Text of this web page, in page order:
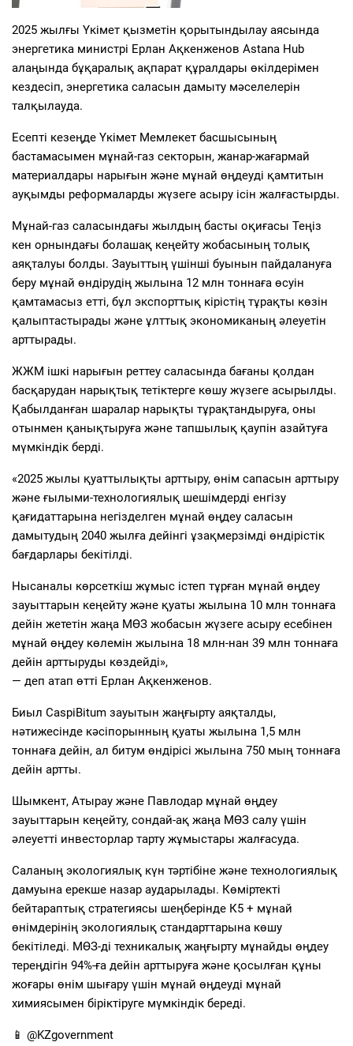
2025 жылғы Үкімет қызметін қорытындылау аясында
энергетика министрі Ерлан Ақкенженов Astana Hub
алаңында бұқаралық ақпарат құралдары өкілдерімен
кездесіп, энергетика саласын дамыту мәселелерін
талқылауда.
Есепті кезеңде Үкімет Мемлекет басшысының
бастамасымен мұнай-газ секторын, жанар-жағармай
материалдары нарығын және мұнай өңдеуді қамтитын
ауқымды реформаларды жүзеге асыру ісін жалғастырды.
Мұнай-газ саласындағы жылдың басты оқиғасы Теңіз
кен орнындағы болашақ кеңейту жобасының толық
аяқталуы болды. Зауыттың үшінші буынын пайдалануға
беру мұнай өндірудің жылына 12 млн тоннаға өсуін
қамтамасыз етті, бұл экспорттық кірістің тұрақты көзін
қалыптастырады және ұлттық экономиканың әлеуетін
арттырады.
ЖЖМ ішкі нарығын реттеу саласында бағаны қолдан
басқарудан нарықтық тетіктерге көшу жүзеге асырылды.
Қабылданған шаралар нарықты тұрақтандыруға, оны
отынмен қанықтыруға және тапшылық қаупін азайтуға
мүмкіндік берді.
«2025 жылы қуаттылықты арттыру, өнім сапасын арттыру
және ғылыми-технологиялық шешімдерді енгізу
қағидаттарына негізделген мұнай өңдеу саласын
дамытудың 2040 жылға дейінгі ұзақмерзімді өндірістік
бағдарлары бекітілді.
Нысаналы көрсеткіш жұмыс істеп тұрған мұнай өңдеу
зауыттарын кеңейту және қуаты жылына 10 млн тоннаға
дейін жететін жаңа МӨЗ жобасын жүзеге асыру есебінен
мұнай өңдеу көлемін жылына 18 млн-нан 39 млн тоннаға
дейін арттыруды көздейді»,
— деп атап өтті Ерлан Ақкенженов.
Биыл CaspiBitum зауытын жаңғырту аяқталды,
нәтижесінде кәсіпорынның қуаты жылына 1,5 млн
тоннаға дейін, ал битум өндірісі жылына 750 мың тоннаға
дейін артты.
Шымкент, Атырау және Павлодар мұнай өңдеу
зауыттарын кеңейту, сондай-ақ жаңа МӨЗ салу үшін
әлеуетті инвесторлар тарту жұмыстары жалғасуда.
Саланың экологиялық күн тәртібіне және технологиялық
дамуына ерекше назар аударылады. Көміртекті
бейтараптық стратегиясы шеңберінде К5 + мұнай
өнімдерінің экологиялық стандарттарына көшу
бекітіледі. МӨЗ-ді техникалық жаңғырту мұнайды өңдеу
тереңдігін 94%-ға дейін арттыруға және қосылған құны
жоғары өнім шығару үшін мұнай өңдеуді мұнай
химиясымен біріктіруге мүмкіндік береді.
📱 @KZgovernment